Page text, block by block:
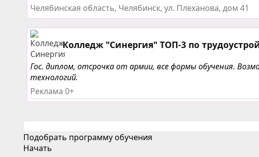
Челябинская область, Челябинск, ул. Плеханова, дом 41
Колледж "Синергия" ТОП-3 по
Гос. диплом, отсрочка от армии, все формы обучения.
технологий.
Реклама 0+
Подобрать программу обучения
Начать